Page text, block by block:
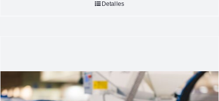
Detalles